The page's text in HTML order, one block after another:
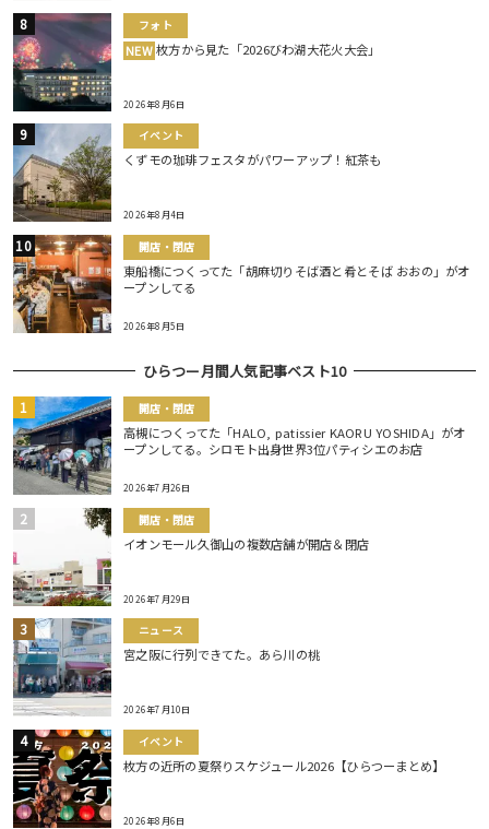
フォト
NEW 枚方から見た「2026びわ湖大花火大会」
2026年8月6日
イベント
くずモの珈琲フェスタがパワーアップ！紅茶も
2026年8月4日
開店・閉店
東船橋につくってた「胡麻切りそば酒と肴とそば おおの」がオ
ープンしてる
2026年8月5日
ひらつー月間人気記事ベスト10
開店・閉店
高槻につくってた「HALO, patissier KAORU YOSHIDA」がオ
ープンしてる。シロモト出身世界3位パティシエのお店
2026年7月26日
開店・閉店
イオンモール久御山の複数店舗が開店＆閉店
2026年7月29日
ニュース
宮之阪に行列できてた。あら川の桃
2026年7月10日
イベント
枚方の近所の夏祭りスケジュール2026【ひらつーまとめ】
2026年8月6日